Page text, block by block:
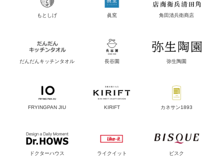
もとしげ 眞窯 角田清兵衛商店
だんだんキッチンタオル 長谷園 弥生陶園
FRYINGPAN JIU KIRIFT カネサン1893
ドクターハウス ライクイット ビスク